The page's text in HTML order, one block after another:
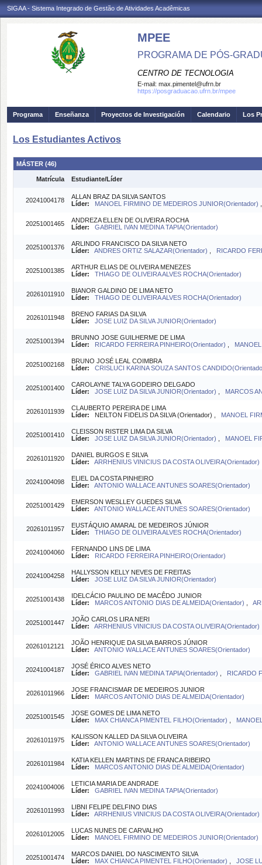
SIGAA - Sistema Integrado de Gestão de Atividades Acadêmicas
MPEE
PROGRAMA DE PÓS-
CENTRO DE TECNOLOGIA
E-mail: max.pimentel@ufrn.br
https://posgraduacao.ufrn.br/mpee
Programa Enseñanza Proyectos de Investigación Calendario Los
Los Estudiantes Activos
MÁSTER (46)
Matrícula Estudiante/Líder
20241004178
ALLAN BRAZ DA SILVA SANTOS
Líder:
MANOEL FIRMINO DE MEDEIROS JUNIOR(Orientador)
20251001465
ANDREZA ELLEN DE OLIVEIRA ROCHA
Líder:
GABRIEL IVAN MEDINA TAPIA(Orientador)
20251001376
ARLINDO FRANCISCO DA SILVA NETO
Líder:
ANDRES ORTIZ SALAZAR(Orientador) RICARDO
20251001385
ARTHUR ELIAS DE OLIVEIRA MENEZES
Líder:
THIAGO DE OLIVEIRA ALVES ROCHA(Orientador)
20261011910
BIANOR GALDINO DE LIMA NETO
Líder:
THIAGO DE OLIVEIRA ALVES ROCHA(Orientador)
20261011948
BRENO FARIAS DA SILVA
Líder:
JOSE LUIZ DA SILVA JUNIOR(Orientador)
20251001394
BRUNNO JOSE GUILHERME DE LIMA
Líder:
RICARDO FERREIRA PINHEIRO(Orientador)
20251002168
BRUNO JOSÉ LEAL COIMBRA
Líder:
CRISLUCI KARINA SOUZA SANTOS
20251001400
CAROLAYNE TALYA GODEIRO DELGADO
Líder:
JOSE LUIZ DA SILVA JUNIOR(Orientador) MARCOS
20261011939
CLAUBERTO PEREIRA DE LIMA
Líder: NEILTON FIDELIS DA SILVA (Orientador) , MANOEL
20251001410
CLEISSON RISTER LIMA DA SILVA
Líder:
JOSE LUIZ DA SILVA JUNIOR(Orientador) MANOEL
20261011920
DANIEL BURGOS E SILVA
Líder:
ARRHENIUS VINICIUS DA COSTA OLIVEIRA(Orientador)
20241004098
ELIEL DA COSTA PINHEIRO
Líder:
ANTONIO WALLACE ANTUNES SOARES(Orientador)
20251001429
EMERSON WESLLEY GUEDES SILVA
Líder:
ANTONIO WALLACE ANTUNES SOARES(Orientador)
20261011957
EUSTÁQUIO AMARAL DE MEDEIROS JÚNIOR
Líder:
THIAGO DE OLIVEIRA ALVES ROCHA(Orientador)
20241004060
FERNANDO LINS DE LIMA
Líder:
RICARDO FERREIRA PINHEIRO(Orientador)
20241004258
HALLYSSON KELLY NEVES DE FREITAS
Líder:
JOSE LUIZ DA SILVA JUNIOR(Orientador)
20251001438
IDELCÁCIO PAULINO DE MACÊDO JUNIOR
Líder:
MARCOS ANTONIO DIAS DE ALMEIDA(Orientador)
20251001447
JOÃO CARLOS LIRA NERI
Líder:
ARRHENIUS VINICIUS DA COSTA OLIVEIRA(Orientador)
20261012121
JOÃO HENRIQUE DA SILVA BARROS JÚNIOR
Líder:
ANTONIO WALLACE ANTUNES SOARES(Orientador)
20241004187
JOSÉ ÉRICO ALVES NETO
Líder:
GABRIEL IVAN MEDINA TAPIA(Orientador) RICARDO
20261011966
JOSE FRANCISMAR DE MEDEIROS JUNIOR
Líder:
MARCOS ANTONIO DIAS DE ALMEIDA(Orientador)
20251001545
JOSE GOMES DE LIMA NETO
Líder:
MAX CHIANCA PIMENTEL FILHO(Orientador)
20261011975
KALISSON KALLED DA SILVA OLIVEIRA
Líder:
ANTONIO WALLACE ANTUNES SOARES(Orientador)
20261011984
KATIA KELLEN MARTINS DE FRANCA RIBEIRO
Líder:
MARCOS ANTONIO DIAS DE ALMEIDA(Orientador)
20241004006
LETICIA MARIA DE ANDRADE
Líder:
GABRIEL IVAN MEDINA TAPIA(Orientador)
20261011993
LIBNI FELIPE DELFINO DIAS
Líder:
ARRHENIUS VINICIUS DA COSTA OLIVEIRA(Orientador)
20261012005
LUCAS NUNES DE CARVALHO
Líder:
MANOEL FIRMINO DE MEDEIROS JUNIOR(Orientador)
20251001474
MARCOS DANIEL DO NASCIMENTO SILVA
Líder:
MAX CHIANCA PIMENTEL FILHO(Orientador) JOSE